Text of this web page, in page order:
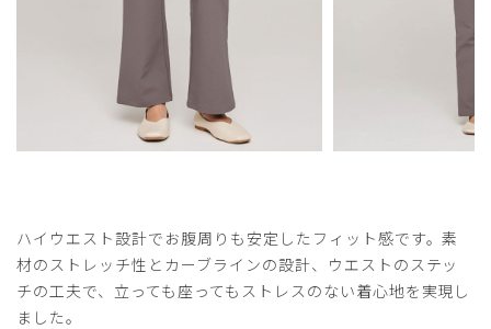
ハイウエスト設計でお腹周りも安定したフィット感です。素
材のストレッチ性とカーブラインの設計、ウエストのステッ
チの工夫で、立っても座ってもストレスのない着心地を実現し
ました。